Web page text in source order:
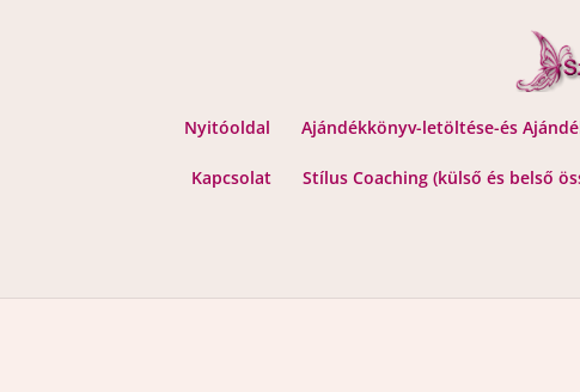
Nyitóoldal Ajándékkönyv-letöltése-és
Kapcsolat Stílus Coaching (külső és belső